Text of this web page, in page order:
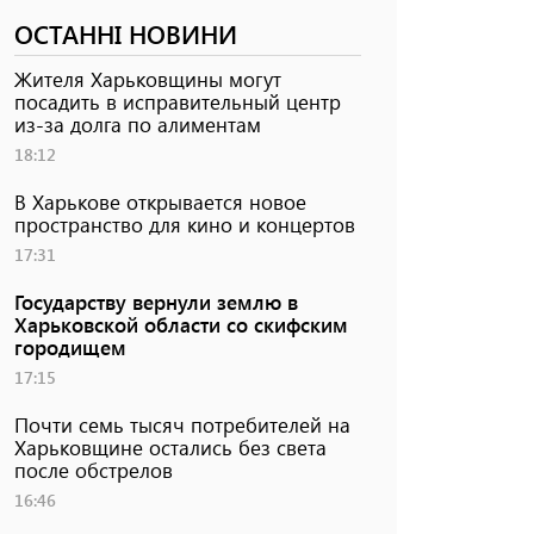
ОСТАННІ НОВИНИ
Жителя Харьковщины могут
посадить в исправительный центр
из-за долга по алиментам
18:12
В Харькове открывается новое
пространство для кино и концертов
17:31
Государству вернули землю в
Харьковской области со скифским
городищем
17:15
Почти семь тысяч потребителей на
Харьковщине остались без света
после обстрелов
16:46